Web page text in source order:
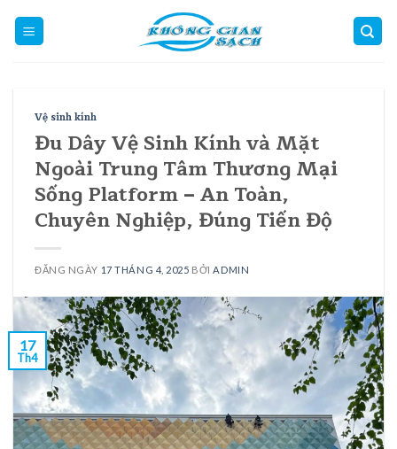
Vệ sinh kính
Đu Dây Vệ Sinh Kính và Mặt
Ngoài Trung Tâm Thương Mại
Sống Platform – An Toàn,
Chuyên Nghiệp, Đúng Tiến Độ
ĐĂNG NGÀY 17 THÁNG 4, 2025 BỞI ADMIN
17
Th4